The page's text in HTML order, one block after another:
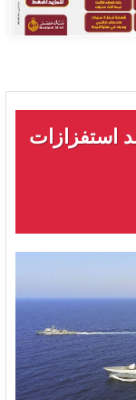
استفزازات